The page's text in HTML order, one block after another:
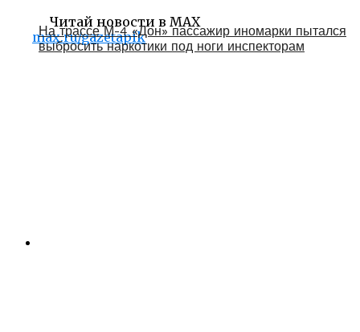
Читай новости в MAX
max.ru/gazetapik
На трассе М-4 «Дон» пассажир иномарки пытался
выбросить наркотики под ноги инспекторам